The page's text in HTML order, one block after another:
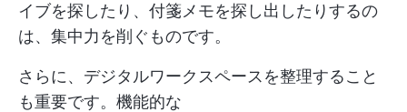
イブを探したり、付箋メモを探し出したりするの
は、集中力を削ぐものです。
さらに、デジタルワークスペースを整理すること
も重要です。機能的な